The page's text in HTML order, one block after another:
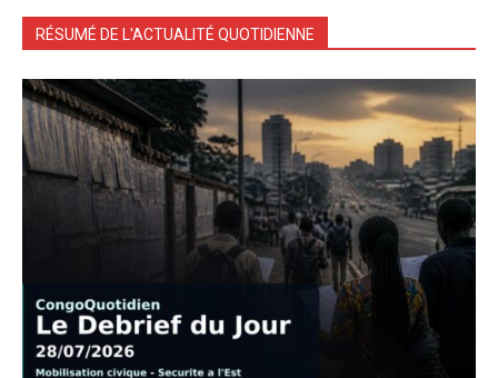
RÉSUMÉ DE L'ACTUALITÉ QUOTIDIENNE